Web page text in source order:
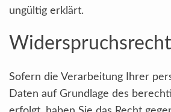
ungültig erklärt.
Widerspruchsrecht
Sofern die Verarbeitung Ihrer
Daten auf Grundlage des